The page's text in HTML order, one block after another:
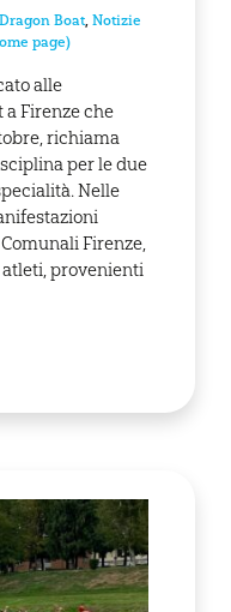
Boat Notizie
page)
alle
Firenze che
richiama
per le due
Nelle
Firenze,
provenienti